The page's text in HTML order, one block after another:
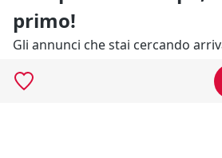
primo!
Gli annunci che stai cercando